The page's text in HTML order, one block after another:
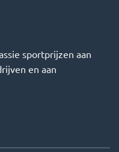
sportprijzen aan
en aan